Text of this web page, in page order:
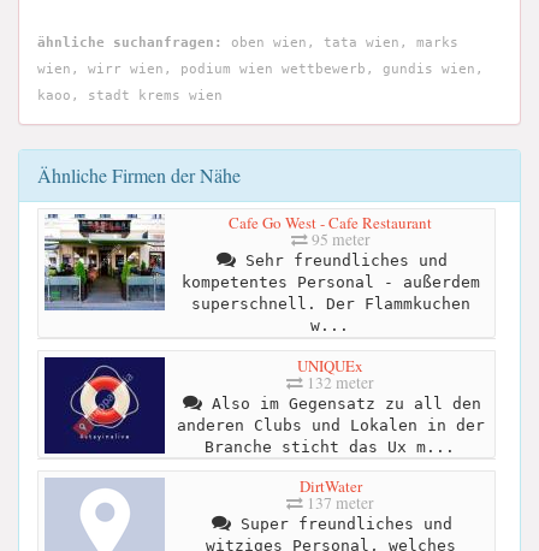
ähnliche suchanfragen:
oben wien, tata wien, marks
wien, wirr wien, podium wien wettbewerb, gundis wien,
kaoo, stadt krems wien
Ähnliche Firmen der Nähe
Cafe Go West - Cafe Restaurant
95 meter
Sehr freundliches und
kompetentes Personal - außerdem
superschnell. Der Flammkuchen
w...
UNIQUEx
132 meter
Also im Gegensatz zu all den
anderen Clubs und Lokalen in der
Branche sticht das Ux m...
DirtWater
137 meter
Super freundliches und
witziges Personal, welches